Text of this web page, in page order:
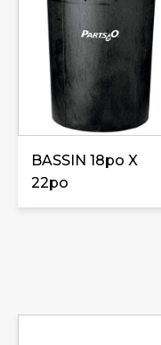
BASSIN 18po X
22po